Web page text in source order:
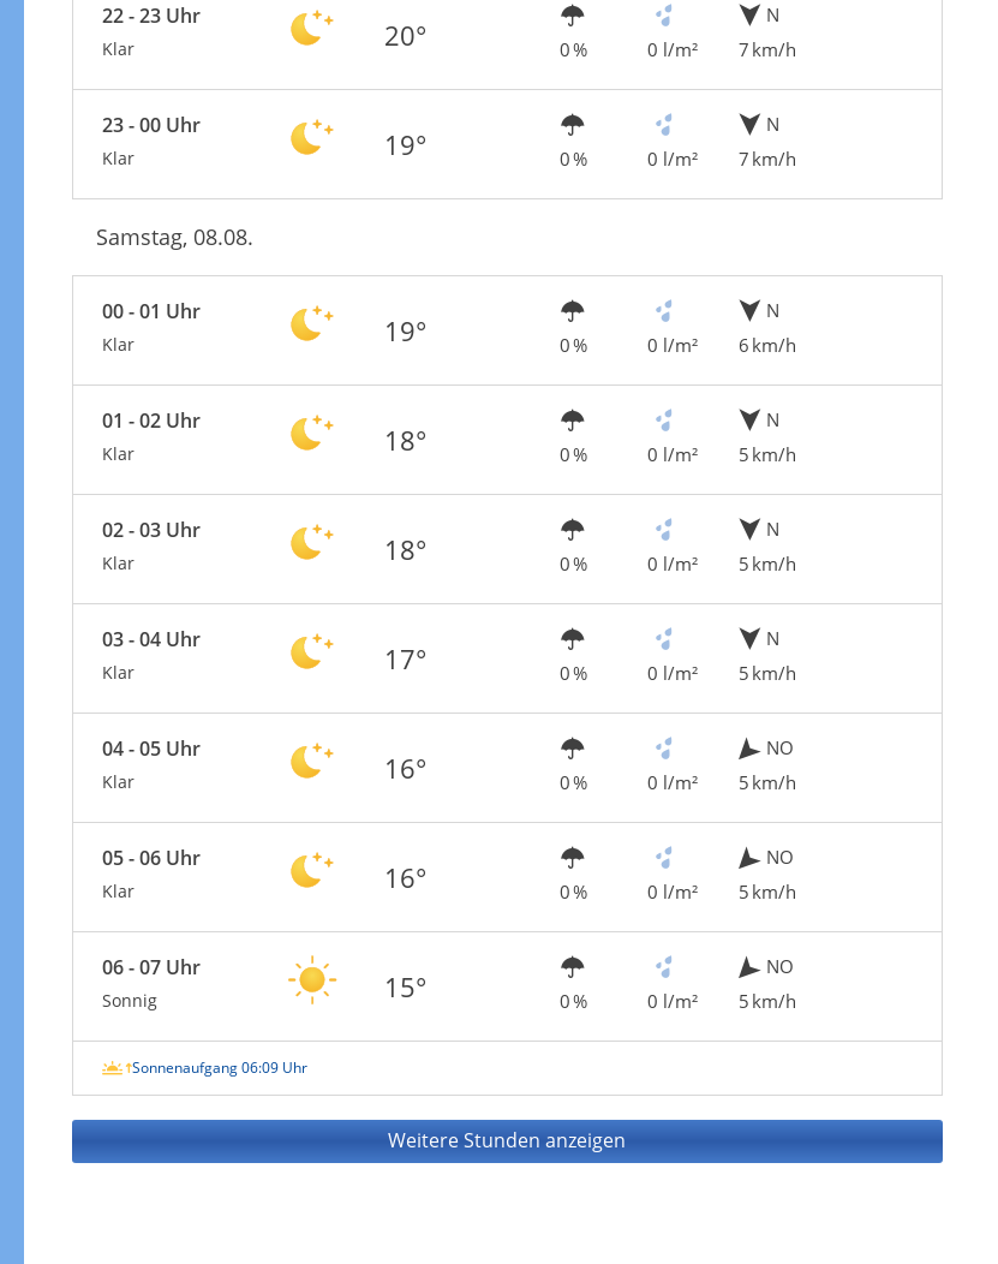
22 - 23 Uhr
Klar 20° 0 % 0 l/m²
N
7 km/h
23 - 00 Uhr
Klar 19° 0 % 0 l/m²
N
7 km/h
Samstag, 08.08.
00 - 01 Uhr
Klar 19° 0 % 0 l/m²
N
6 km/h
01 - 02 Uhr
Klar 18° 0 % 0 l/m²
N
5 km/h
02 - 03 Uhr
Klar 18° 0 % 0 l/m²
N
5 km/h
03 - 04 Uhr
Klar 17° 0 % 0 l/m²
N
5 km/h
04 - 05 Uhr
Klar 16° 0 % 0 l/m²
NO
5 km/h
05 - 06 Uhr
Klar 16° 0 % 0 l/m²
NO
5 km/h
06 - 07 Uhr
Sonnig 15° 0 % 0 l/m²
NO
5 km/h
Sonnenaufgang 06:09 Uhr
Weitere Stunden anzeigen